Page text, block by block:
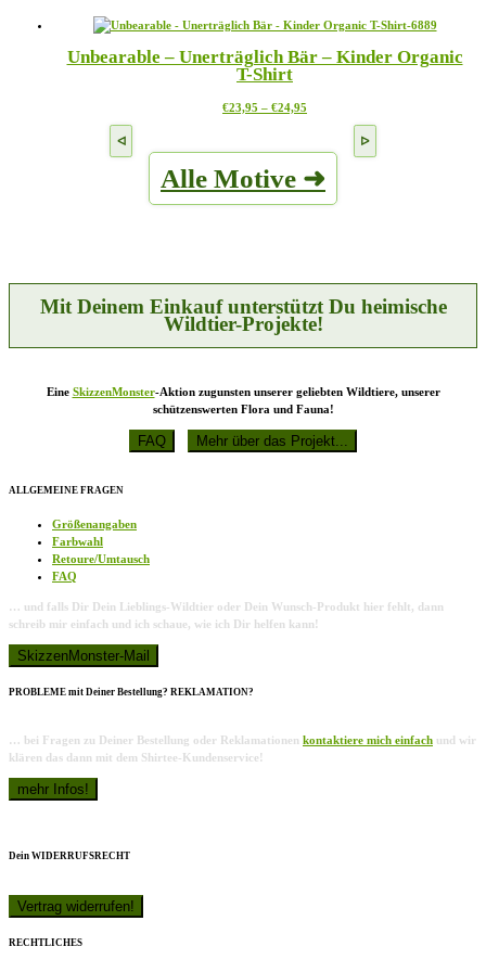
können
der
Produktseite
werden
weist
Varianten
auf.
Optionen
Produktseite
gewählt
Unbearable – Unerträglich Bär – Kinder Organic
T-Shirt
€23,95 – €24,95
€24,95
mehrere
Varianten
auf.
Produktseite
gewählt
werden
Alle Motive ➜
Mit Deinem Einkauf unterstützt Du heimische
Wildtier-Projekte!
Eine SkizzenMonster-Aktion zugunsten unserer geliebten Wildtiere, unserer
schützenswerten Flora und Fauna!
ALLGEMEINE FRAGEN
Größenangaben
Farbwahl
Retoure/Umtausch
FAQ
… und falls Dir Dein Lieblings-Wildtier oder Dein Wunsch-Produkt hier fehlt, dann
schreib mir einfach und ich schaue, wie ich Dir helfen kann!
PROBLEME mit Deiner Bestellung? REKLAMATION?
… bei Fragen zu Deiner Bestellung oder Reklamationen kontaktiere mich einfach und wir
klären das dann mit dem Shirtee-Kundenservice!
Dein WIDERRUFSRECHT
RECHTLICHES